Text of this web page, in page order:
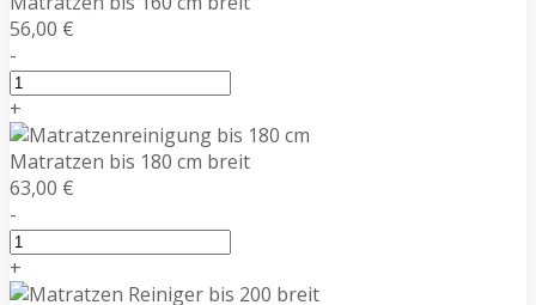
56,00 €
-
+
Matratzen bis 180 cm breit
63,00 €
-
+